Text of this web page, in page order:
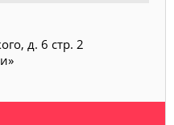
д. 6 стр. 2